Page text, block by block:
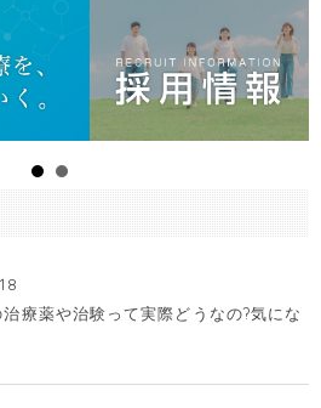
療薬や治験って実際どうなの?気にな